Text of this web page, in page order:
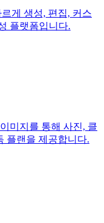
게 생성, 편집, 커스
플랫폼입니다.
미지를 통해 사진, 클
플랜을 제공합니다.